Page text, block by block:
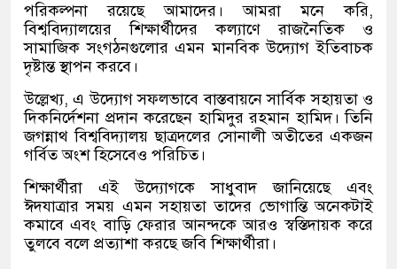
পরিকল্পনা রয়েছে আমাদের। আমরা মনে করি,
বিশ্ববিদ্যালয়ের শিক্ষার্থীদের কল্যাণে রাজনৈতিক ও
সামাজিক সংগঠনগুলোর এমন মানবিক উদ্যোগ ইতিবাচক
দৃষ্টান্ত স্থাপন করবে।
উল্লেখ্য, এ উদ্যোগ সফলভাবে বাস্তবায়নে সার্বিক সহায়তা ও
দিকনির্দেশনা প্রদান করেছেন হামিদুর রহমান হামিদ। তিনি
জগন্নাথ বিশ্ববিদ্যালয় ছাত্রদলের সোনালী অতীতের একজন
গর্বিত অংশ হিসেবেও পরিচিত।
শিক্ষার্থীরা এই উদ্যোগকে সাধুবাদ জানিয়েছে এবং
ঈদযাত্রার সময় এমন সহায়তা তাদের ভোগান্তি অনেকটাই
কমাবে এবং বাড়ি ফেরার আনন্দকে আরও স্বস্তিদায়ক করে
তুলবে বলে প্রত্যাশা করছে জবি শিক্ষার্থীরা।